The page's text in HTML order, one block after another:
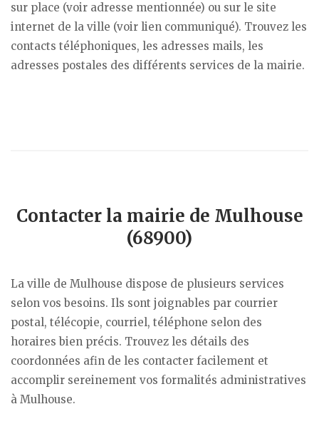
sur place (voir adresse mentionnée) ou sur le site
internet de la ville (voir lien communiqué). Trouvez les
contacts téléphoniques, les adresses mails, les
adresses postales des différents services de la mairie.
Contacter la mairie de Mulhouse
(68900)
La ville de Mulhouse dispose de plusieurs services
selon vos besoins. Ils sont joignables par courrier
postal, télécopie, courriel, téléphone selon des
horaires bien précis. Trouvez les détails des
coordonnées afin de les contacter facilement et
accomplir sereinement vos formalités administratives
à Mulhouse.